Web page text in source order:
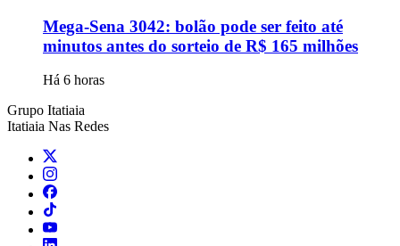
Mega-Sena 3042: bolão pode ser feito até
minutos antes do sorteio de R$ 165 milhões
Há 6 horas
Grupo Itatiaia
Itatiaia Nas Redes